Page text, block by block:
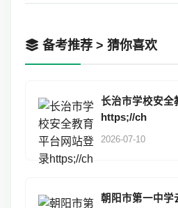
备考推荐 > 猜你喜欢
长治市学校安全
https;//ch
2026-07-10
朝阳市第一中学